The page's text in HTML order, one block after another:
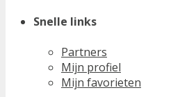
Snelle links
Partners
Mijn profiel
Mijn favorieten